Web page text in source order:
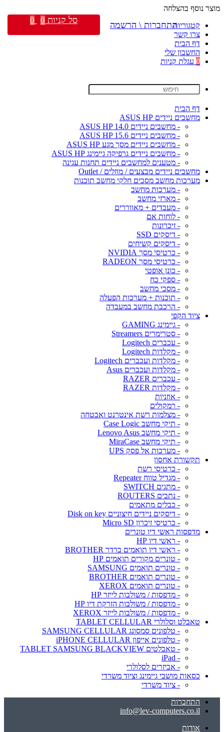
מוצר נוסף בהצלחה
קטגוריות
צרו קשר
דף הבית
החשבון שלי
0 עגלת קניות
דף הבית
מחשבים ניידים ASUS HP
- מחשבים ניידים ASUS HP 14.0
- מחשבים ניידים ASUS HP 15.6
- מחשבים ניידים מסך מגע ASUS HP
- מחשבים ניידים גרפיקה גיימינג ASUS HP
- מטענים למחשבים ניידים תחנות עגינה
מחשבים ניידים מבצעים / מוזלים / Outlet
מערכות מחשב מסכים חלקי מחשב תוכנות
- מערכות מחשב
- מארזי מחשב
- מעבדים + מאווררים
- לוחות אם
- זיכרונות
- דיסקים SSD
- דיסקים קשיחים
- כרטיסי מסך NVIDIA
- כרטיסי מסך RADEON
- כונן אופטי
- ספקי כח
- מסכי מחשב
- תוכנות + מערכות הפעלה
- הרכבת מחשב במעבדה
ציוד הקפי
- גיימינג GAMING
- סטרימרים Streamers
- עכברים Logitech
- מקלדות Logitech
- מקלדות ועכברים Logitech
- מקלדות ועכברים Asus
- עכברים RAZER
- מקלדות RAZER
- אוזניות
- רמקולים
- מצלמות רשת אינטרנט ואבטחה
- תיקי מחשב Case Logic
- תיקי מחשב Lenovo Asus
- תיקי מחשב MiraCase
- מערכות אל פסק UPS
תקשורת אחסון
- כרטיסי רשת
- מגדיל טווח Repeater
- מתגים SWITCH
- נתבים ROUTERS
- כבלים מתאמים
- דיסקים ניידים חיצוניים Disk on key
- כרטיסי זיכרון Micro SD
מדפסות ראשי דיו טונרים
- ראשי דיו HP
- ראשי דיו תואמים ברדר BROTHER
- טונרים מקורים תואמים HP
- טונרים תואמים SAMSUNG
- טונרים תואמים BROTHER
- טונרים תואמים XEROX
- מדפסות / משולבות לייזר HP
- מדפסות / משולבות הזרקת דיו HP
- מדפסות / משולבות לייזר XEROX
טאבלט וסלולרי TABLET CELLULAR
- טלפונים סמסונג SAMSUNG CELLULAR
- טלפונים אייפון iPHONE CELLULAR
- טאבלטים TABLET SAMSUNG BLACKVIEW
- iPad
- אביזרים לסלולרי
כסאות מושבי גיימינג וציוד משרדי
- ציוד משרדי
התחברות
info@lev-computers.co.il
אודות
התחברות \ הרשמה סל קניות 0
0